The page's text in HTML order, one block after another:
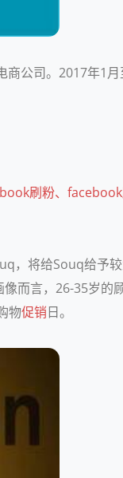
商公司。2017年1
刷粉、
，将给Souq给予较
而言，26-35岁的
物促销日。